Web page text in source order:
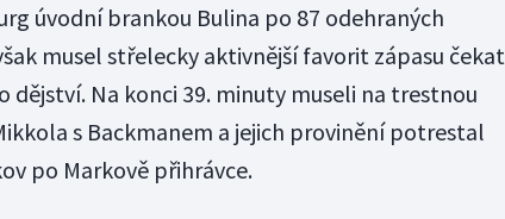
úvodní brankou Bulina po 87 odehraných
musel střelecky aktivnější favorit zápasu čekat
dějství. Na konci 39. minuty museli na trestnou
s Backmanem a jejich provinění potrestal
po Markově přihrávce.